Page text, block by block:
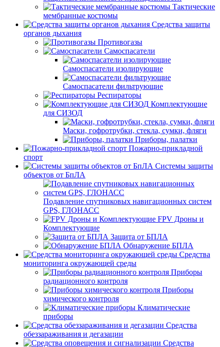
Тактические
мембранные костюмы
Средства защиты
органов дыхания
Противогазы
Самоспасатели
Самоспасатели изолирующие
Самоспасатели фильтрующие
Респираторы
Комплектующие
для СИЗОД
Маски, гофротрубки, стекла, сумки, фляги
Приборы, палатки
Пожарно-прикладной
спорт
Системы защиты
объектов от БпЛА
Подавление спутниковых навигационных систем
GPS, ГЛОНАСС
FPV Дроны и
Комплектующие
Защита от БПЛА
Обнаружение БПЛА
Средства
мониторинга окружающей среды
Приборы
радиационного контроля
Приборы
химического контроля
Климатические
приборы
Средства
обеззараживания и дегазации
Средства